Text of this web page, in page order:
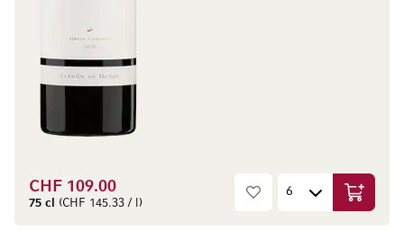
CHF 109.00
75 cl (CHF 145.33 / l)